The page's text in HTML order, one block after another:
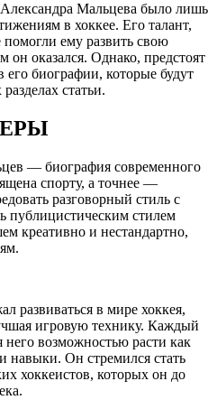
Мальцева было лишь
в хоккее. Его талант,
помогли ему развить свою
он оказался. Однако, предстоят
биографии, которые будут
статьи.
— биография современного
спорту, а точнее —
разговорный стиль с
публицистическим стилем
креативно и нестандартно,
развиваться в мире хоккея,
игровую технику. Каждый
возможностью расти как
навыки. Он стремился стать
хоккеистов, которых он до